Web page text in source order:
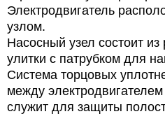
Электродвигатель
узлом.
Насосный узел состоит из
улитки с патрубком для
Система торцовых
между
служит для защиты